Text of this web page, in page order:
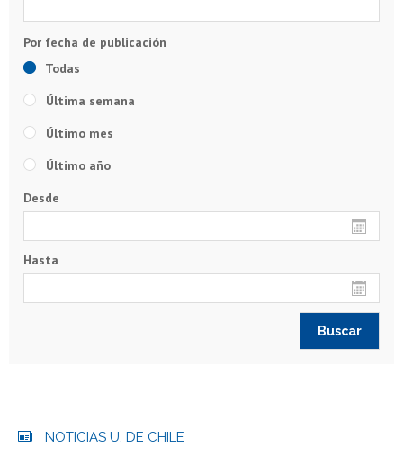
Todas
Última semana
Último mes
Último año
Desde
Hasta
NOTICIAS U. DE CHILE